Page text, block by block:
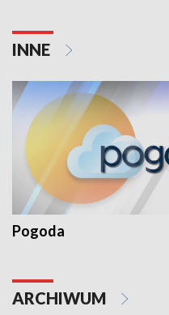
INNE
Pogoda
ARCHIWUM